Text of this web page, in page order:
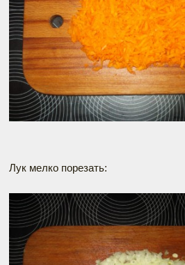
Лук мелко порезать: